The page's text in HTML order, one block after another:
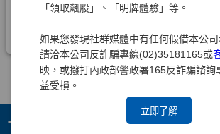
「領取飆股」、「明牌體驗」等。
如果您發現社群媒體中有任何假借本公司
請洽本公司反詐騙專線(02)35181165或
映，或撥打內政部警政署165反詐騙諮詢
益受損。
立即了解
+